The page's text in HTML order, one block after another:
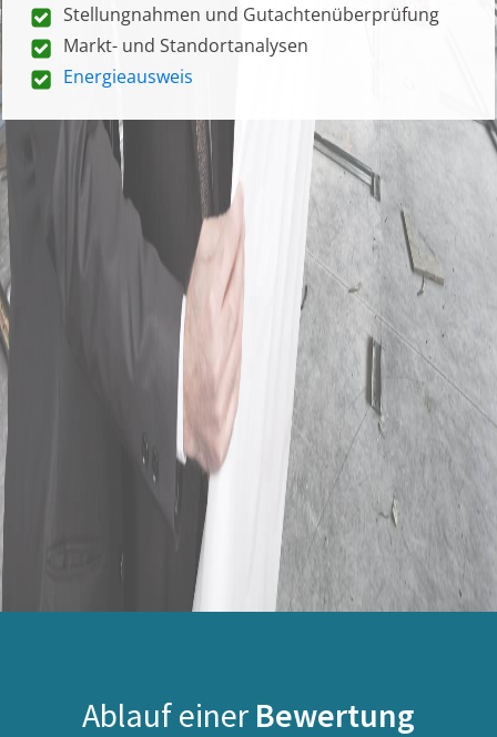
Stellungnahmen und Gutachtenüberprüfung
Markt- und Standortanalysen
Energieausweis
Ablauf einer Bewertung